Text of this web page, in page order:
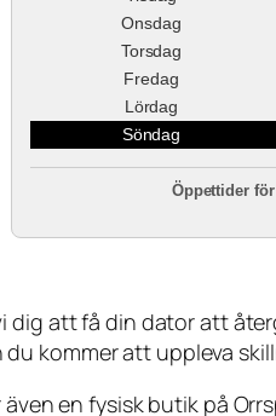
Onsdag
Torsdag
Fredag
Lördag
Söndag
Öppettider
dig att få din dator att
kommer att uppleva
en fysisk butik på